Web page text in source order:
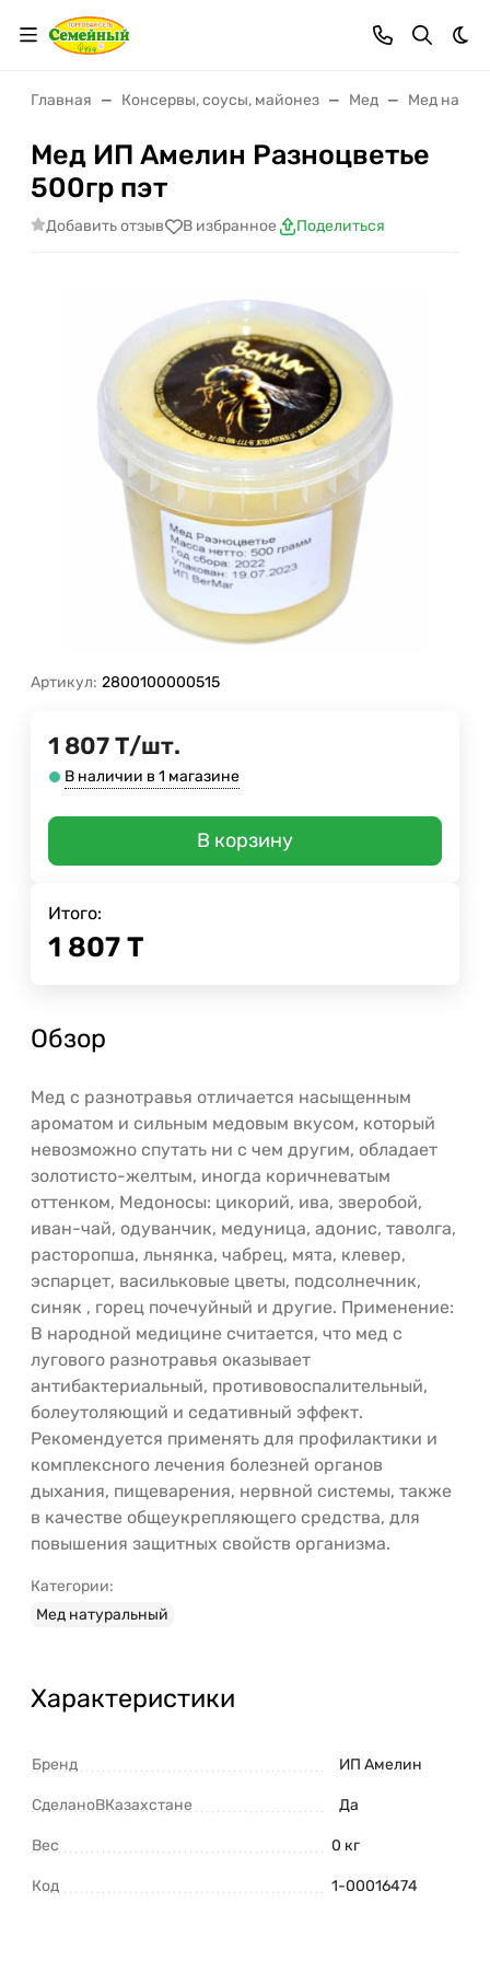
Главная Консервы, соусы, майонез Мед Мед
Мед ИП Амелин Разноцветье
500гр пэт
Добавить отзыв В избранное Поделиться
Артикул: 2800100000515
1 807 Т/шт.
В наличии в 1 магазине
В корзину
Итого:
1 807 Т
Обзор
Мед с разнотравья отличается насыщенным
ароматом и сильным медовым вкусом, который
невозможно спутать ни с чем другим, обладает
золотисто-желтым, иногда коричневатым
оттенком, Медоносы: цикорий, ива, зверобой,
иван-чай, одуванчик, медуница, адонис, таволга,
расторопша, льнянка, чабрец, мята, клевер,
эспарцет, васильковые цветы, подсолнечник,
синяк , горец почечуйный и другие. Применение:
В народной медицине считается, что мед с
лугового разнотравья оказывает
антибактериальный, противовоспалительный,
болеутоляющий и седативный эффект.
Рекомендуется применять для профилактики и
комплексного лечения болезней органов
дыхания, пищеварения, нервной системы, также
в качестве общеукрепляющего средства, для
повышения защитных свойств организма.
Категории:
Мед натуральный
Характеристики
Бренд ИП Амелин
СделаноВКазахстане Да
Вес 0 кг
Код 1-00016474